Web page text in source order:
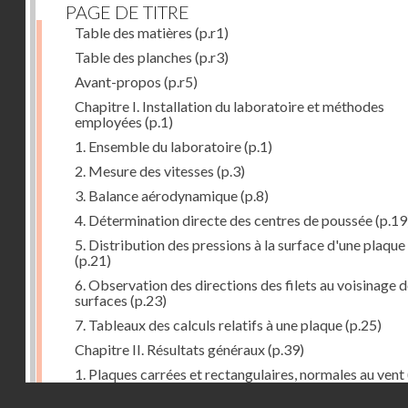
PAGE DE TITRE
Table des matières (p.r1)
Table des planches (p.r3)
Avant-propos (p.r5)
Chapitre I. Installation du laboratoire et méthodes
employées (p.1)
1. Ensemble du laboratoire(p.1)
2. Mesure des vitesses (p.3)
3. Balance aérodynamique(p.8)
4. Détermination directe des centres de poussée
5. Distribution des pressions à la surface d'une plaque
(p.21)
6. Observation des directions des filets au voisinage
surfaces (p.23)
7. Tableaux des calculs relatifs à une plaque(p.25)
Chapitre II. Résultats généraux(p.39)
1. Plaques carrées et rectangulaires, normales au vent